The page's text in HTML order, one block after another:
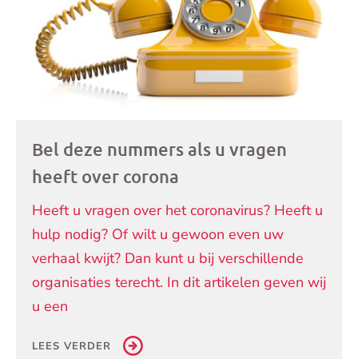
Bel deze nummers als u vragen
heeft over corona
Heeft u vragen over het coronavirus? Heeft u
hulp nodig? Of wilt u gewoon even uw
verhaal kwijt? Dan kunt u bij verschillende
organisaties terecht. In dit artikelen geven wij
u een
LEES VERDER